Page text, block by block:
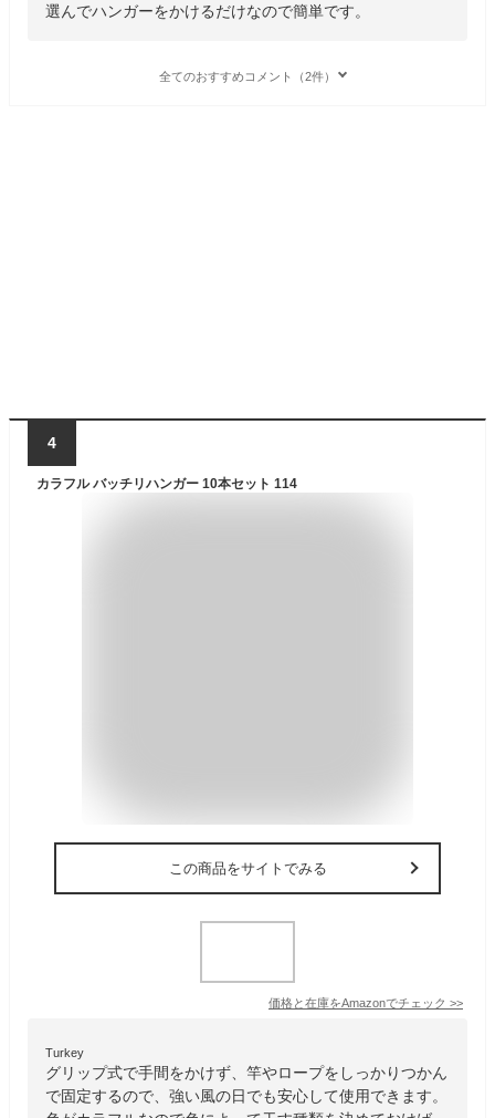
選んでハンガーをかけるだけなので簡単です。
全てのおすすめコメント（2件）
4
カラフル バッチリハンガー 10本セット 114
この商品をサイトでみる
価格と在庫をAmazonでチェック >>
Turkey
グリップ式で手間をかけず、竿やロープをしっかりつかん
で固定するので、強い風の日でも安心して使用できます。